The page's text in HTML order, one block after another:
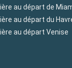
au départ de
au départ du
au départ Venise